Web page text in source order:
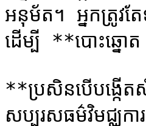
អនុម័ត។ អ្នកត្រូវ
ដើម្បី **បោះឆ្នោ
**ប្រសិនបើបង្កើ
សប្បុរសធម៌វិមជ្ឈក